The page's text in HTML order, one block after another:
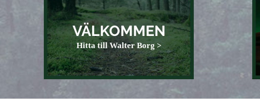
VÄLKOMMEN
Hitta till Walter Borg >